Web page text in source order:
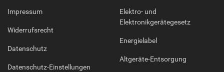
Impressum
Widerrufsrecht
Datenschutz
Datenschutz-Einstellungen
Elektro- und
Elektronikgerätegesetz
Energielabel
Altgeräte-Entsorgung